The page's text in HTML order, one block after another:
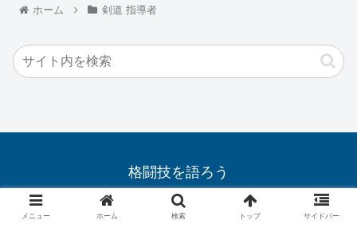
ホーム 剣道 指導者
格闘技を語ろう
© 2019 格闘技を語ろう.
メニュー ホーム 検索 トップ サイドバー